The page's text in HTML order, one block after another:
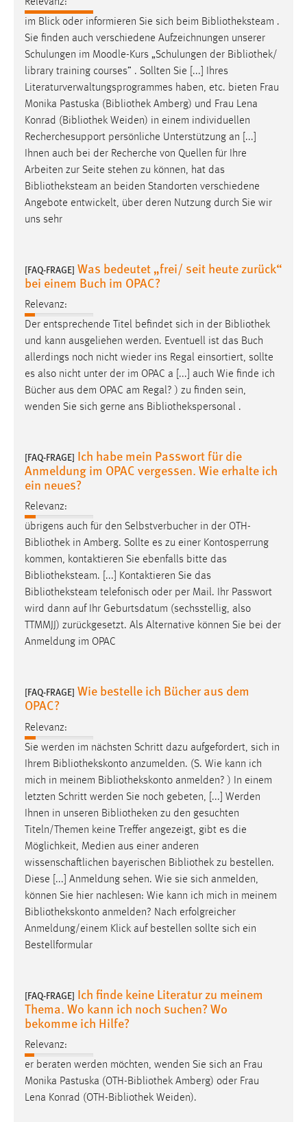
im Blick oder informieren Sie sich beim Bibliotheksteam .
Sie finden auch verschiedene Aufzeichnungen unserer
Schulungen im Moodle-Kurs „Schulungen der Bibliothek/
library training courses” . Sollten Sie [...] Ihres
Literaturverwaltungsprogrammes haben, etc. bieten Frau
Monika Pastuska (Bibliothek Amberg) und Frau Lena
Konrad (Bibliothek Weiden) in einem individuellen
Recherchesupport persönliche Unterstützung an [...]
Ihnen auch bei der Recherche von Quellen für Ihre
Arbeiten zur Seite stehen zu können, hat das
Bibliotheksteam an beiden Standorten verschiedene
Angebote entwickelt, über deren Nutzung durch Sie wir
uns sehr
[FAQ-FRAGE] Was bedeutet „frei/ seit heute zurück“
bei einem Buch im OPAC?
Relevanz:
Der entsprechende Titel befindet sich in der Bibliothek
und kann ausgeliehen werden. Eventuell ist das Buch
allerdings noch nicht wieder ins Regal einsortiert, sollte
es also nicht unter der im OPAC a [...] auch Wie finde ich
Bücher aus dem OPAC am Regal? ) zu finden sein,
wenden Sie sich gerne ans Bibliothekspersonal .
[FAQ-FRAGE] Ich habe mein Passwort für die
Anmeldung im OPAC vergessen. Wie erhalte ich
ein neues?
Relevanz:
übrigens auch für den Selbstverbucher in der OTH-
Bibliothek in Amberg. Sollte es zu einer Kontosperrung
kommen, kontaktieren Sie ebenfalls bitte das
Bibliotheksteam. [...] Kontaktieren Sie das
Bibliotheksteam telefonisch oder per Mail. Ihr Passwort
wird dann auf Ihr Geburtsdatum (sechsstellig, also
TTMMJJ) zurückgesetzt. Als Alternative können Sie bei der
Anmeldung im OPAC
[FAQ-FRAGE] Wie bestelle ich Bücher aus dem
OPAC?
Relevanz:
Sie werden im nächsten Schritt dazu aufgefordert, sich in
Ihrem Bibliothekskonto anzumelden. (S. Wie kann ich
mich in meinem Bibliothekskonto anmelden? ) In einem
letzten Schritt werden Sie noch gebeten, [...] Werden
Ihnen in unseren Bibliotheken zu den gesuchten
Titeln/Themen keine Treffer angezeigt, gibt es die
Möglichkeit, Medien aus einer anderen
wissenschaftlichen bayerischen Bibliothek zu bestellen.
Diese [...] Anmeldung sehen. Wie sie sich anmelden,
können Sie hier nachlesen: Wie kann ich mich in meinem
Bibliothekskonto anmelden? Nach erfolgreicher
Anmeldung/einem Klick auf bestellen sollte sich ein
Bestellformular
[FAQ-FRAGE] Ich finde keine Literatur zu meinem
Thema. Wo kann ich noch suchen? Wo
bekomme ich Hilfe?
Relevanz:
er beraten werden möchten, wenden Sie sich an Frau
Monika Pastuska (OTH-Bibliothek Amberg) oder Frau
Lena Konrad (OTH-Bibliothek Weiden).